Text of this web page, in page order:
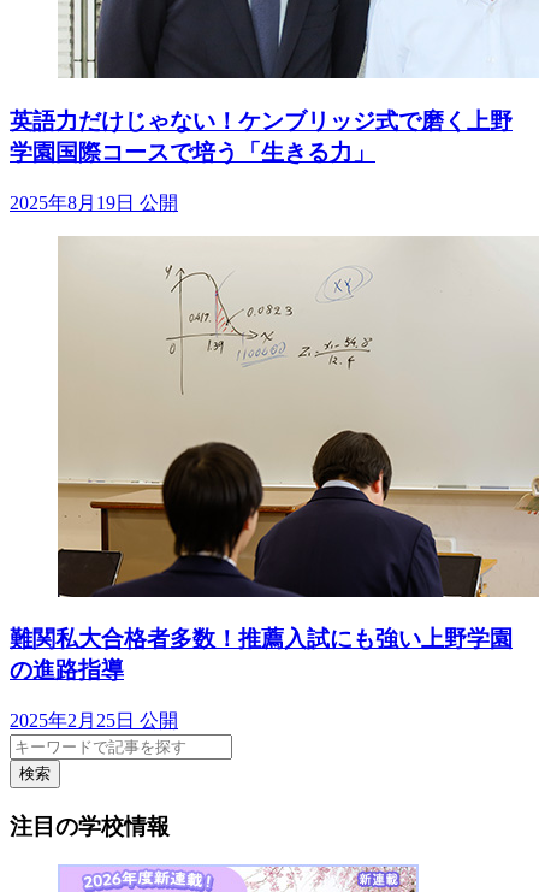
英語力だけじゃない！ケンブリッジ式で磨く上野
学園国際コースで培う「生きる力」
2025年8月19日 公開
難関私大合格者多数！推薦入試にも強い上野学園
の進路指導
2025年2月25日 公開
検索
注目の学校情報